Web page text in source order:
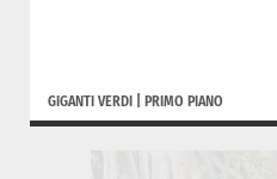
GIGANTI VERDI PRIMO PIANO